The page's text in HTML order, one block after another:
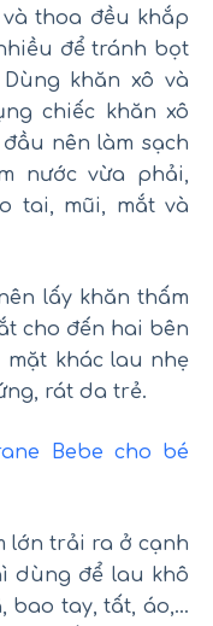
thoa đều khắp
để tránh bọt
khăn xô và
chiếc khăn xô
nên làm sạch
nước vừa phải,
tai, mũi, mắt và
lấy khăn thấm
cho đến hai bên
mặt khác lau nhẹ
rát da trẻ.
Bebe cho bé
lớn trải ra ở cạnh
dùng để lau khô
bao tay, tất, áo,…